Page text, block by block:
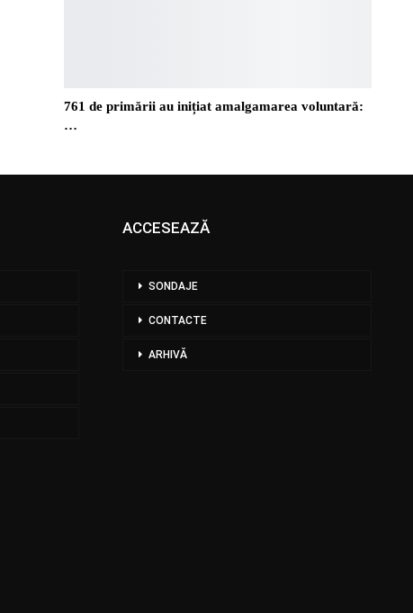
761 de primării au inițiat amalgamarea voluntară:
…
ACCESEAZĂ
SONDAJE
CONTACTE
ARHIVĂ